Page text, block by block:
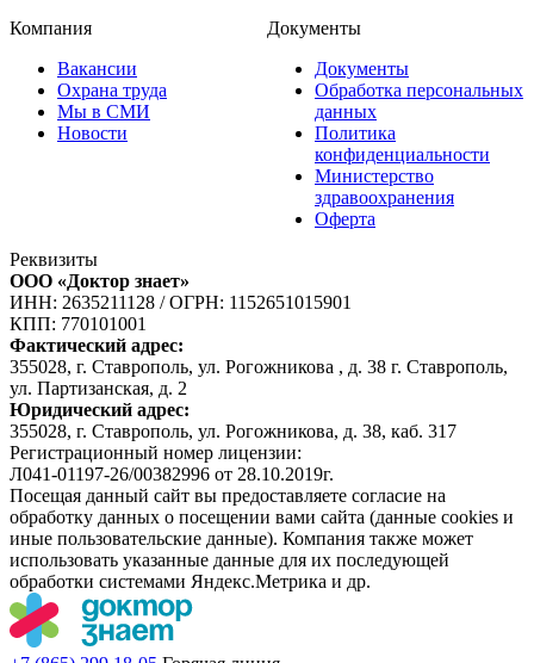
Компания
Вакансии
Охрана труда
Мы в СМИ
Новости
Документы
Документы
Обработка персональных
данных
Политика
конфиденциальности
Министерство
здравоохранения
Оферта
Реквизиты
ООО «Доктор знает»
ИНН: 2635211128 /ОГРН: 1152651015901
КПП: 770101001
Фактический адрес:
355028, г. Ставрополь, ул. Рогожникова , д. 38 г. Ставрополь,
ул. Партизанская, д. 2
Юридический адрес:
355028, г. Ставрополь, ул. Рогожникова, д. 38, каб. 317
Регистрационный номер лицензии:
Л041-01197-26/00382996 от 28.10.2019г.
Посещая данный сайт вы предоставляете согласие на
обработку данных о посещении вами сайта (данные cookies и
иные пользовательские данные). Компания также может
использовать указанные данные для их последующей
обработки системами Яндекс.Метрика и др.